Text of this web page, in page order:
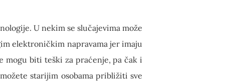
U nekim se slučajevima može
elektroničkim napravama jer imaju
mogu biti teški za praćenje, pa čak i
starijim osobama približiti sve